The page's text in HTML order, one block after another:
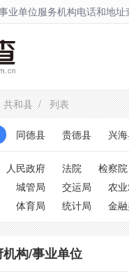
业单位服务机构电话和地址
共和县/ 列表
同德县 贵德县 兴
人民政府 法院 检察院
城管局 交运局 农
体育局 统计局 金
构/事业单位